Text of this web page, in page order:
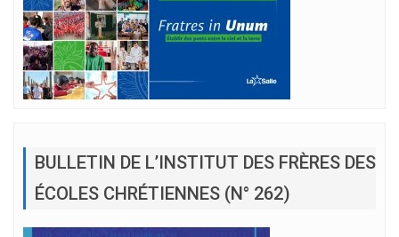
BULLETIN DE L’INSTITUT DES FRÈRES DES
ÉCOLES CHRÉTIENNES (N° 262)